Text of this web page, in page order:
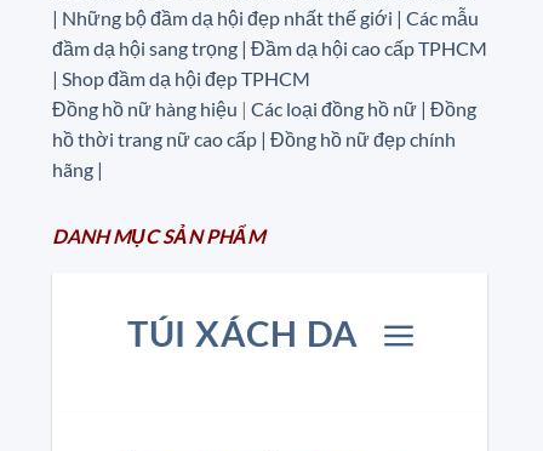
| Những bộ đầm dạ hội đẹp nhất thế giới | Các mẫu
đầm dạ hội sang trọng | Đầm dạ hội cao cấp TPHCM
| Shop đầm dạ hội đẹp TPHCM
Đồng hồ nữ hàng hiệu | Các loại đồng hồ nữ | Đồng
hồ thời trang nữ cao cấp | Đồng hồ nữ đẹp chính
hãng |
DANH MỤCSẢNPHẨM
TÚI XÁCH DA